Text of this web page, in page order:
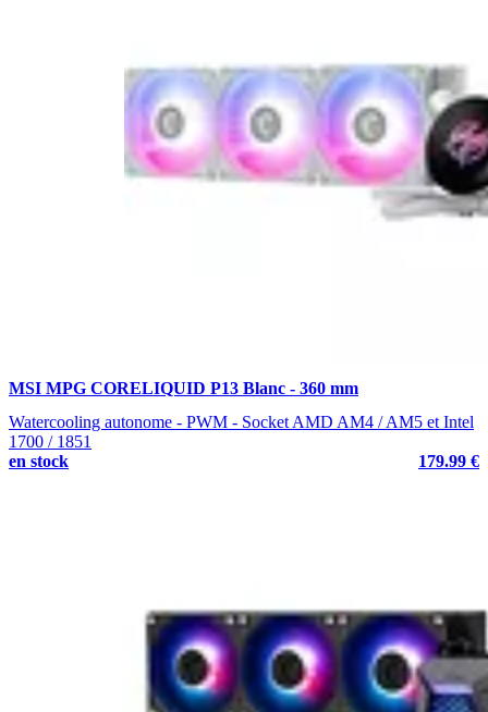
MSI MPG CORELIQUID P13 Blanc - 360 mm
Watercooling autonome - PWM - Socket AMD AM4 / AM5 et Intel
1700 / 1851
en stock
179.99 €